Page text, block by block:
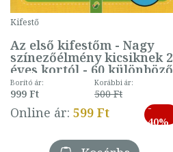
Kifestő
Az első kifestőm - Nagy
színezőélmény kicsiknek 2
éves kortól - 60 különböző
mintával (gombás)
Borító ár:
999 Ft
Korábbi ár:
500 Ft
Online ár: 599 Ft
-
40%